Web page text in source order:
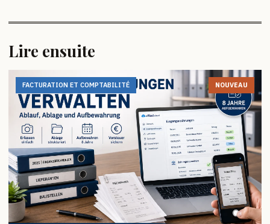
Lire ensuite
FACTURATION ET COMPTABILITÉ NOUVEAU